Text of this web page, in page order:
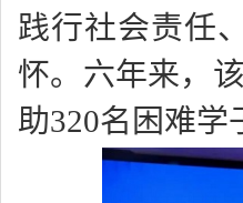
践行社会责任
怀。六年来，
助320名困难学